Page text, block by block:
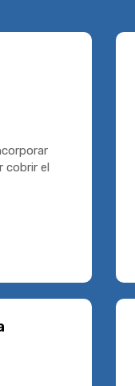
cobrir el